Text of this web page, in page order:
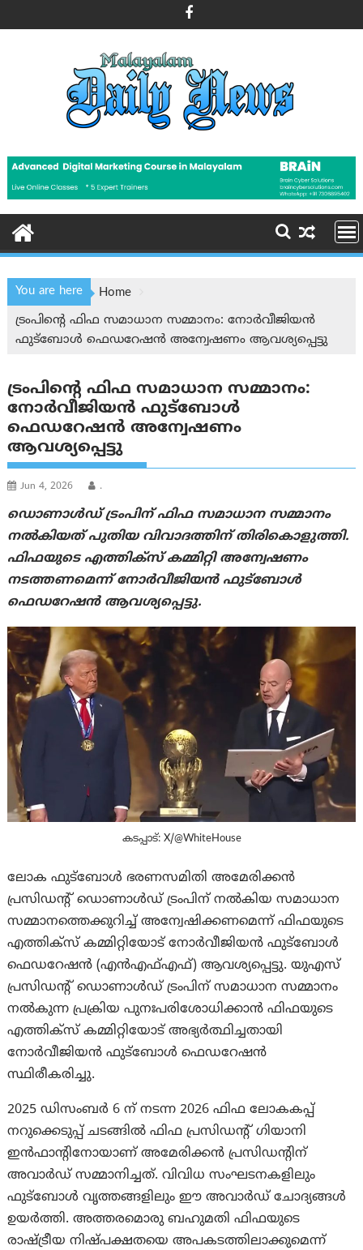
to
You are here
Home
ട്രംപിന്റെ ഫിഫ സമാധാന സമ്മാനം: നോർവീജിയൻ
ഫുട്ബോൾ ഫെഡറേഷൻ അന്വേഷണം ആവശ്യപ്പെട്ടു
ട്രംപിന്റെ ഫിഫ സമാധാന സമ്മാനം:
നോർവീജിയൻ ഫുട്ബോൾ
ഫെഡറേഷൻ അന്വേഷണം
ആവശ്യപ്പെട്ടു
Jun 4, 2026 .
ഡൊണാൾഡ് ട്രംപിന് ഫിഫ സമാധാന സമ്മാനം
നൽകിയത് പുതിയ വിവാദത്തിന് തിരികൊളുത്തി.
ഫിഫയുടെ എത്തിക്സ് കമ്മിറ്റി അന്വേഷണം
നടത്തണമെന്ന് നോർവീജിയൻ ഫുട്ബോൾ
ഫെഡറേഷൻ ആവശ്യപ്പെട്ടു.
കടപ്പാട്: X/@WhiteHouse
ലോക ഫുട്ബോൾ ഭരണസമിതി അമേരിക്കൻ
പ്രസിഡന്റ് ഡൊണാൾഡ് ട്രംപിന് നൽകിയ സമാധാന
സമ്മാനത്തെക്കുറിച്ച് അന്വേഷിക്കണമെന്ന് ഫിഫയുടെ
എത്തിക്സ് കമ്മിറ്റിയോട് നോർവീജിയൻ ഫുട്ബോൾ
ഫെഡറേഷൻ (എൻഎഫ്എഫ്) ആവശ്യപ്പെട്ടു. യുഎസ്
പ്രസിഡന്റ് ഡൊണാൾഡ് ട്രംപിന് സമാധാന സമ്മാനം
നൽകുന്ന പ്രക്രിയ പുനഃപരിശോധിക്കാൻ ഫിഫയുടെ
എത്തിക്സ് കമ്മിറ്റിയോട് അഭ്യർത്ഥിച്ചതായി
നോർവീജിയൻ ഫുട്ബോൾ ഫെഡറേഷൻ
സ്ഥിരീകരിച്ചു.
2025 ഡിസംബർ 6 ന് നടന്ന 2026 ഫിഫ ലോകകപ്പ്
നറുക്കെടുപ്പ് ചടങ്ങിൽ ഫിഫ പ്രസിഡന്റ് ഗിയാനി
ഇൻഫാന്റിനോയാണ് അമേരിക്കൻ പ്രസിഡന്റിന്
അവാർഡ് സമ്മാനിച്ചത്. വിവിധ സംഘടനകളിലും
ഫുട്ബോൾ വൃത്തങ്ങളിലും ഈ അവാർഡ് ചോദ്യങ്ങൾ
ഉയർത്തി. അത്തരമൊരു ബഹുമതി ഫിഫയുടെ
രാഷ്ട്രീയ നിഷ്പക്ഷതയെ അപകടത്തിലാക്കുമെന്ന്